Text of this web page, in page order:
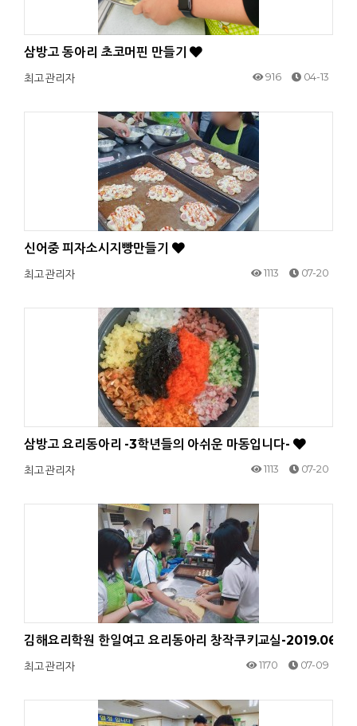
삼방고 동아리 초코머핀 만들기
최고관리자 916 04-13
신어중 피자소시지빵만들기
최고관리자 1113 07-20
삼방고 요리동아리 -3학년들의 아쉬운 마동입니다-
최고관리자 1113 07-20
김해요리학원 한일여고 요리동아리 창작쿠키교실-
최고관리자 1170 07-09